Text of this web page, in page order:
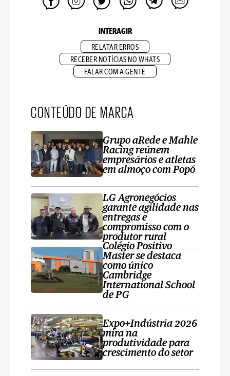
INTERAGIR
RELATAR ERROS
RECEBER NOTÍCIAS NO WHATS
FALAR COM A GENTE
CONTEÚDO DE MARCA
Grupo aRede e Mahle
Racing reúnem
empresários e atletas
em almoço com Popó
LG Agronegócios
garante agilidade nas
entregas e
compromisso com o
produtor rural
Colégio Positivo
Master se destaca
como único
Cambridge
International School
de PG
Expo+Indústria 2026
mira na
produtividade para
crescimento do setor